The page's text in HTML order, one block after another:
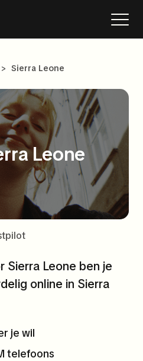
> Sierra Leone
Leone
Sierra Leone ben je
online in Sierra
je wil
telefoons